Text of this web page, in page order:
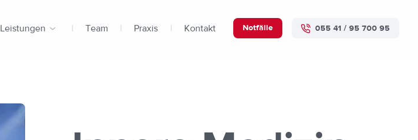
Leistungen
Manuelle Therapie
Innere Medizin
Team Praxis Kontakt Notfälle 055 41 / 95 700 95